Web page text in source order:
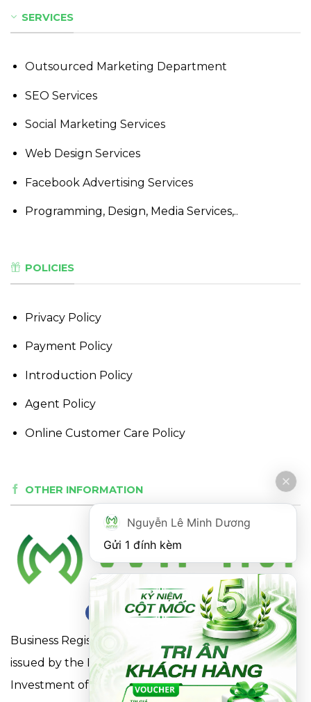
SERVICES
Outsourced Marketing Department
SEO Services
Social Marketing Services
Web Design Services
Facebook Advertising Services
Programming, Design, Media Services,..
POLICIES
Privacy Policy
Payment Policy
Introduction Policy
Agent Policy
Online Customer Care Policy
OTHER INFORMATION
Business Registration Certificate No. 0316863281
issued by the Department of Planning and
Investment of Ho Chi Minh City on May 18, 2021
Nguyễn Lê Minh Dương
Gửi 1 đính kèm